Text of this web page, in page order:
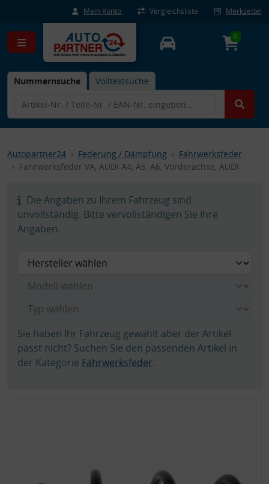
Mein Konto Vergleichsliste Merkzettel
Nummernsuche Volltextsuche
0
Autopartner24 Federung / Dämpfung
Fahrwerksfeder
Fahrwerksfeder VA, AUDI A4, A5, A6, Vorderachse, AUDI
Die Angaben zu Ihrem Fahrzeug sind
unvollständig. Bitte vervollständigen Sie Ihre
Angaben.
Sie haben Ihr Fahrzeug gewählt aber der Artikel
passt nicht? Suchen Sie den passenden Artikel in
der Kategorie Fahrwerksfeder.